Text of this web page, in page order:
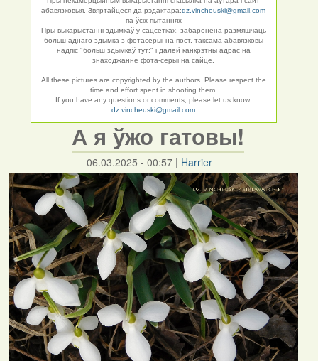
абавязковыя. Звяртайцеся да рэдактара:dz.vincheuski@gmail.com
па ўсіх пытаннях
Пры выкарыстанні здымкаў у сацсетках, забаронена размяшчаць
больш аднаго здымка з фотасерыі на пост, таксама абавязковы
надпіс "больш здымкаў тут:" і далей канкрэтны адрас на
знаходжанне фота-серыі на сайце.
All these pictures are copyrighted by the authors. Please respect the
time and effort spent in shooting them.
If you have any questions or comments, please let us know:
dz.vincheuski@gmail.com
А я ўжо гатовы!
06.03.2025 - 00:57| Harrier